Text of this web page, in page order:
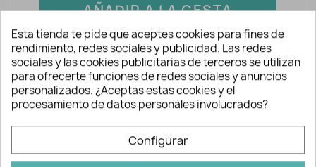
AÑADIR A LA CESTA
Descripción y detalles
Esta tienda te pide que aceptes cookies para fines de
rendimiento, redes sociales y publicidad. Las redes
sociales y las cookies publicitarias de terceros se utilizan
para ofrecerte funciones de redes sociales y anuncios
personalizados. ¿Aceptas estas cookies y el
procesamiento de datos personales involucrados?
Configurar